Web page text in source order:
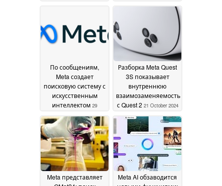
000 видеоигр
January 2025
По сообщениям,
Meta создает
поисковую систему с
искусственным
интеллектом 29
October 2024
Разборка Meta Quest
3S показывает
внутреннюю
взаимозаменяемость
с Quest 2 21 October 2024
Meta представляет
Meta AI обзаводится